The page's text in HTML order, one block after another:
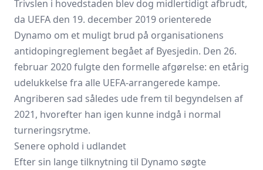
Trivslen i hovedstaden blev dog midlertidigt afbrudt,
da UEFA den 19. december 2019 orienterede
Dynamo om et muligt brud på organisationens
antidopingreglement begået af Byesjedin. Den 26.
februar 2020 fulgte den formelle afgørelse: en etårig
udelukkelse fra alle UEFA-arrangerede kampe.
Angriberen sad således ude frem til begyndelsen af
2021, hvorefter han igen kunne indgå i normal
turneringsrytme.
Senere ophold i udlandet
Efter sin lange tilknytning til Dynamo søgte